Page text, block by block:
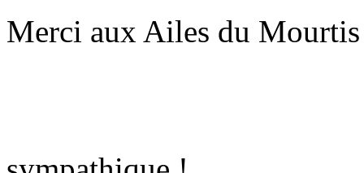
Merci aux Ailes du